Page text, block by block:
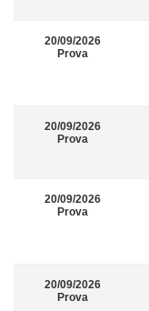
20/09/2026
Prova
20/09/2026
Prova
20/09/2026
Prova
20/09/2026
Prova